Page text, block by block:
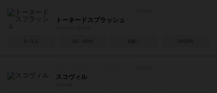
トーネードスプラッシュ
2～5人 20～40分 6歳～ 2025年
スコヴィル